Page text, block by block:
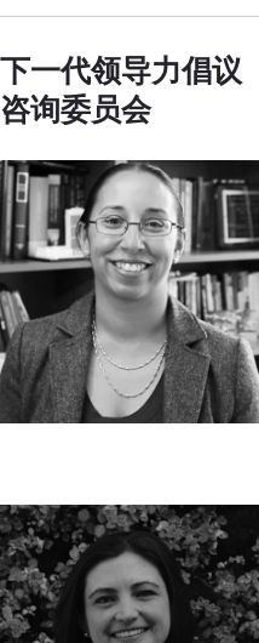
下一代领导力倡议
咨询委员会
塔尼莎-法扎尔
曼努埃拉-费尔南德斯-平托